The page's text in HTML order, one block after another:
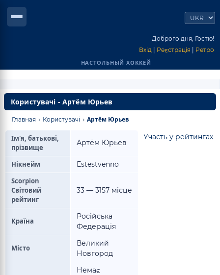
Доброго дня, Гостю!
Вхід
Реєстрація
Ретро
НАСТОЛЬНЫЙ ХОККЕЙ
Користувачі - Артём Юрьев
Главная › Користувачі › Артём Юрьев
Участь у рейтингах
Ім'я, батькові,
прізвище
Артём Юрьев
Нікнейм
Estestvenno
Scorpion
Світовий
рейтинг
33 — 3157 місце
Країна
Російська
Федерація
Місто
Великий
Новгород
Немає